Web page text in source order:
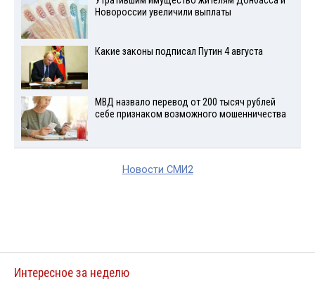
Новороссии увеличили выплаты
Какие законы подписал Путин 4 августа
МВД назвало перевод от 200 тысяч рублей
себе признаком возможного мошенничества
Новости СМИ2
Интересное за неделю